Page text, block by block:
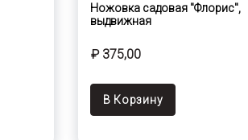
Ножовка садовая "Флорис",
выдвижная
₽ 375,00
В Корзину